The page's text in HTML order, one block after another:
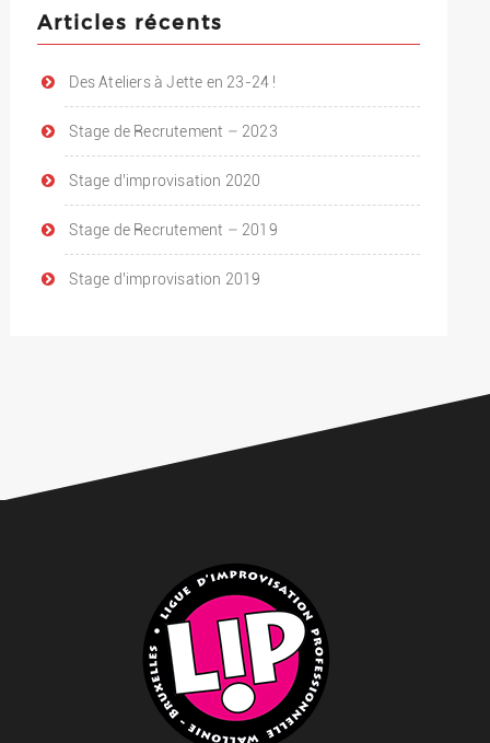
Articles récents
Des Ateliers à Jette en 23-24 !
Stage de Recrutement – 2023
Stage d’improvisation 2020
Stage de Recrutement – 2019
Stage d’improvisation 2019